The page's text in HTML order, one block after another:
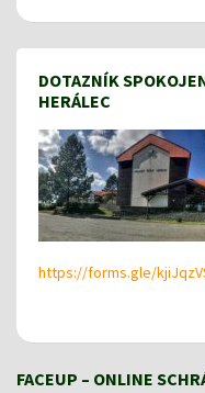
DOTAZNÍK
HERÁLEC
https://forms.gle/
FACEUP – ONLINE